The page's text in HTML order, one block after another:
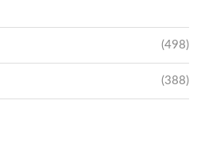
(498)
(388)